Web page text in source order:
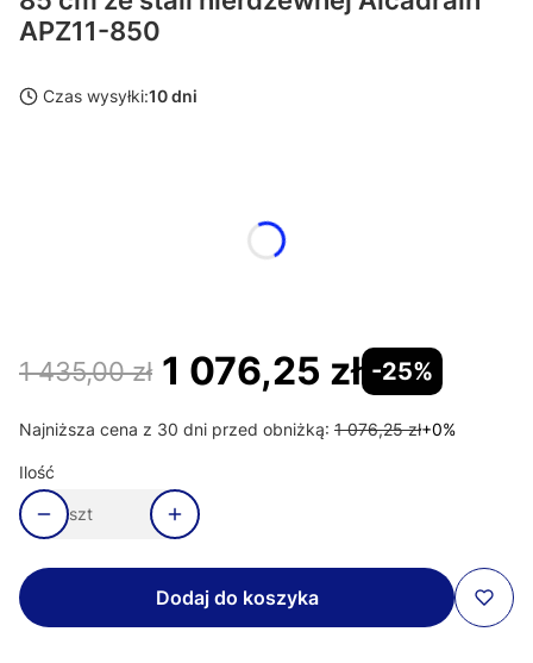
APZ11-850
Czas wysyłki:10 dni
1 435,00 zł 1 076,25 zł -25%
Najniższa cena z 30 dni przed obniżką: 1 076,25 zł+0%
Ilość
szt
Dodaj do koszyka